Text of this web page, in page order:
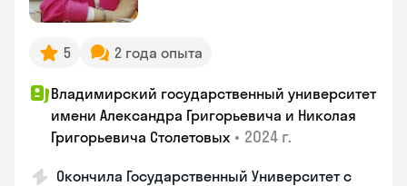
5 2 года опыта
Владимирский государственный университет
имени Александра Григорьевича и Николая
Григорьевича Столетовых • 2024 г.
Окончила Государственный Университет с